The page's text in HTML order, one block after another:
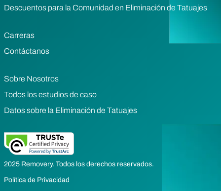
Descuentos para la Comunidad en Eliminación de Tatuajes
Carreras
Contáctanos
Sobre Nosotros
Todos los estudios de caso
Datos sobre la Eliminación de Tatuajes
2025 Removery. Todos los derechos reservados.
Política de Privacidad